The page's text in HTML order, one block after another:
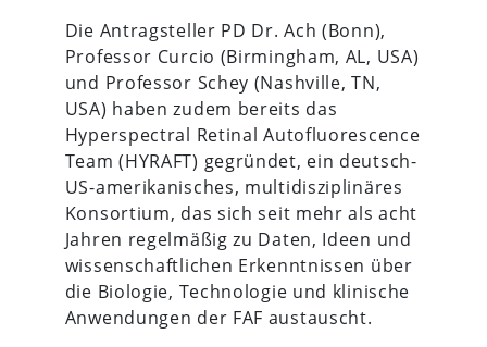
Die Antragsteller PD Dr. Ach (Bonn),
Professor Curcio (Birmingham, AL, USA)
und Professor Schey (Nashville, TN,
USA) haben zudem bereits das
Hyperspectral Retinal Autofluorescence
Team (HYRAFT) gegründet, ein deutsch-
US-amerikanisches, multidisziplinäres
Konsortium, das sich seit mehr als acht
Jahren regelmäßig zu Daten, Ideen und
wissenschaftlichen Erkenntnissen über
die Biologie, Technologie und klinische
Anwendungen der FAF austauscht.